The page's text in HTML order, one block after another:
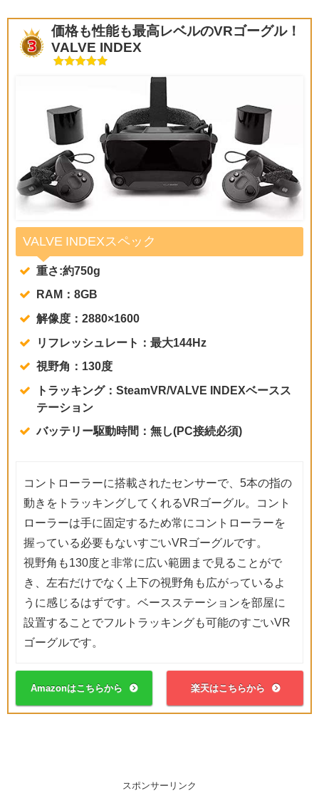
価格も性能も最高レベルのVRゴーグル！
VALVE INDEX
VALVE INDEXスペック
重さ:約750g
RAM：8GB
解像度：2880×1600
リフレッシュレート：最大144Hz
視野角：130度
トラッキング：SteamVR/VALVE INDEXベースス
テーション
バッテリー駆動時間：無し(PC接続必須)
コントローラーに搭載されたセンサーで、5本の指の
動きをトラッキングしてくれるVRゴーグル。コント
ローラーは手に固定するため常にコントローラーを
握っている必要もないすごいVRゴーグルです。
視野角も130度と非常に広い範囲まで見ることがで
き、左右だけでなく上下の視野角も広がっているよ
うに感じるはずです。ベースステーションを部屋に
設置することでフルトラッキングも可能のすごいVR
ゴーグルです。
Amazonはこちらから 楽天はこちらから
スポンサーリンク